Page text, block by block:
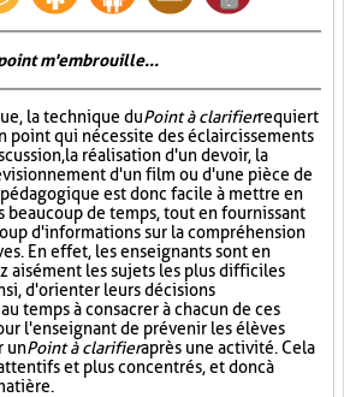
m'embrouille...
la technique duPoint à clarifierrequiert
point qui nécessite des éclaircissements
la réalisation d'un devoir, la
d'un film ou d'une pièce de
est donc facile à mettre en
beaucoup de temps, tout en fournissant
d'informations sur la compréhension
En effet, les enseignants sont en
aisément les sujets les plus difficiles
d'orienter leurs décisions
temps à consacrer à chacun de ces
l'enseignant de prévenir les élèves
unPoint à clarifieraprès une activité. Cela
et plus concentrés, et donc à